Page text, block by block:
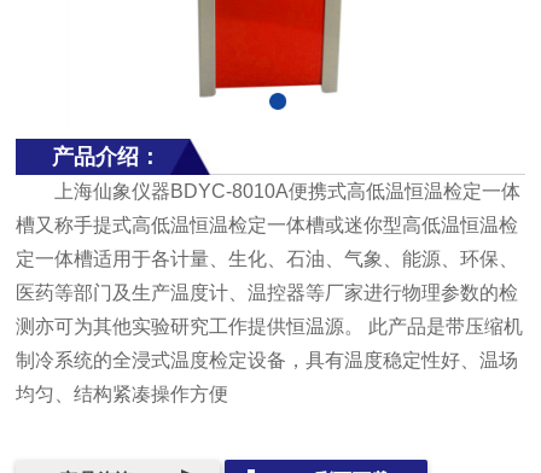
产品介绍：
上海仙象仪器BDYC-8010A便携式高低温恒温检定一体
槽又称手提式高低温恒温检定一体槽或迷你型高低温恒温检
定一体槽适用于各计量、生化、石油、气象、能源、环保、
医药等部门及生产温度计、温控器等厂家进行物理参数的检
测亦可为其他实验研究工作提供恒温源。 此产品是带压缩机
制冷系统的全浸式温度检定设备，具有温度稳定性好、温场
均匀、结构紧凑操作方便